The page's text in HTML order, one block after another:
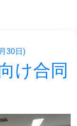
30日)
け合同